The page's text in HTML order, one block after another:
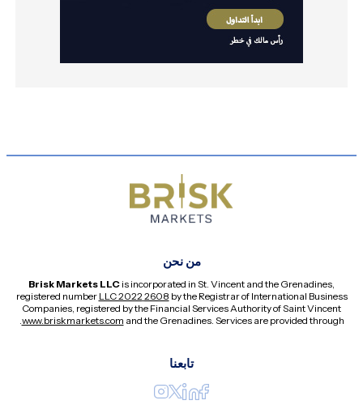
من نحن
Brisk Markets LLC is incorporated in St. Vincent and the Grenadines,
registered number
2608 LLC 2022 by the Registrar of International Business
Companies, registered by the Financial Services Authority of Saint Vincent
and the Grenadines. Services are provided through
www.briskmarkets.com
تابعنا